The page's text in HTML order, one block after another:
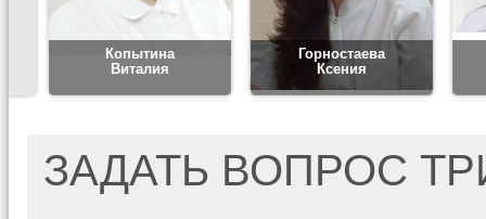
Копытина
Виталия
Горностаева
Ксения
ЗАДАТЬ ВОПРОС